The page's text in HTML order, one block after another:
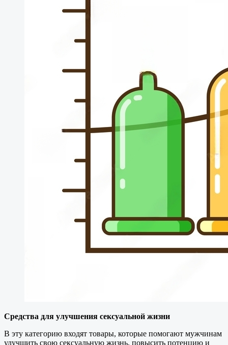
Средства для улучшения сексуальной жизни
В эту категорию входят товары, которые помогают мужчинам
улучшить свою сексуальную жизнь, повысить потенцию и